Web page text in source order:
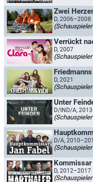
Zwei
D, 2006–2008
Verrückt
D, 2007
D, 2021
Unter
D/IND/A,
D/A,
D, 2012–2017